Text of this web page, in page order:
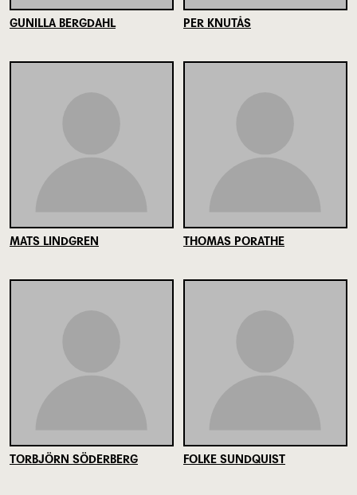
GUNILLA BERGDAHL PER KNUTÅS
MATS LINDGREN THOMAS PORATHE
TORBJÖRN SÖDERBERG FOLKE SUNDQUIST